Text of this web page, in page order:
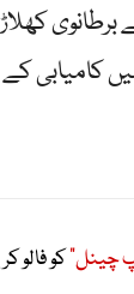
برطانوی
کہا کہ انہیں اپنی کوشش پر ‘فخر ہونا
چینل"کو فالو